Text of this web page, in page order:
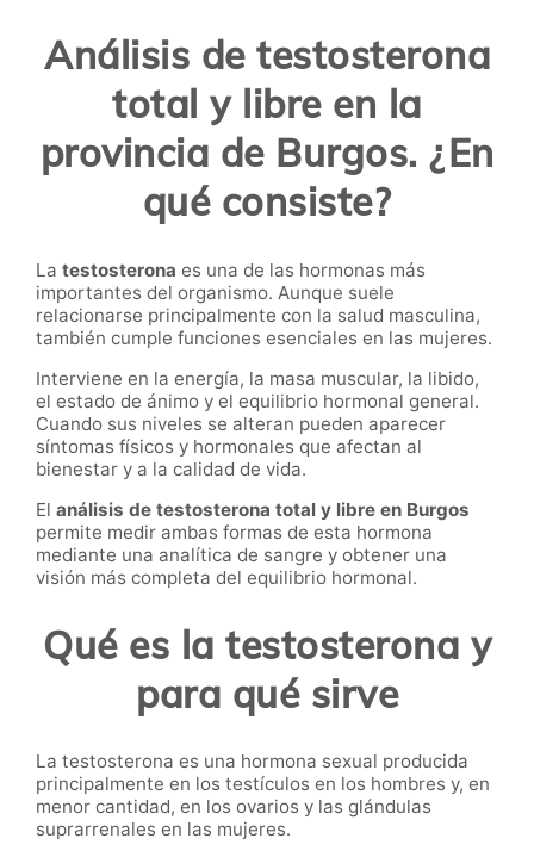
Análisis de testosterona
total y libre en la
provincia de Burgos. ¿En
qué consiste?
La testosterona es una de las hormonas más
importantes del organismo. Aunque suele
relacionarse principalmente con la salud masculina,
también cumple funciones esenciales en las mujeres.
Interviene en la energía, la masa muscular, la libido,
el estado de ánimo y el equilibrio hormonal general.
Cuando sus niveles se alteran pueden aparecer
síntomas físicos y hormonales que afectan al
bienestar y a la calidad de vida.
El análisis de testosterona total y libre en Burgos
permite medir ambas formas de esta hormona
mediante una analítica de sangre y obtener una
visión más completa del equilibrio hormonal.
Qué es la testosterona y
para qué sirve
La testosterona es una hormona sexual producida
principalmente en los testículos en los hombres y, en
menor cantidad, en los ovarios y las glándulas
suprarrenales en las mujeres.